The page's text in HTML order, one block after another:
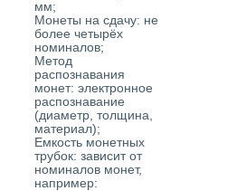
мм;
Монеты на сдачу: не
более четырёх
номиналов;
Метод
распознавания
монет: электронное
распознавание
(диаметр, толщина,
материал);
Емкость монетных
трубок: зависит от
номиналов монет,
например: